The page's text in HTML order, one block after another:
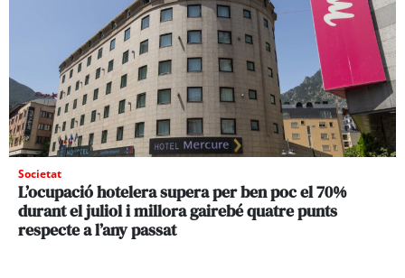
Societat
L’ocupació hotelera supera per ben poc el 70%
durant el juliol i millora gairebé quatre punts
respecte a l’any passat